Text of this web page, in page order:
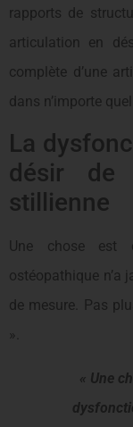
rapports de
articulation en
complète d’une
dans n’importe
La
désir de
stillienne
Une chose est
ostéopathique n’a
de mesure. Pas
».
« Une